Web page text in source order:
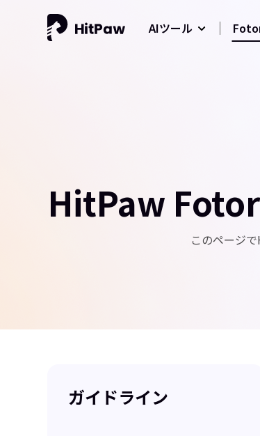
AIツール
HitPaw
このページ
ガイドライン